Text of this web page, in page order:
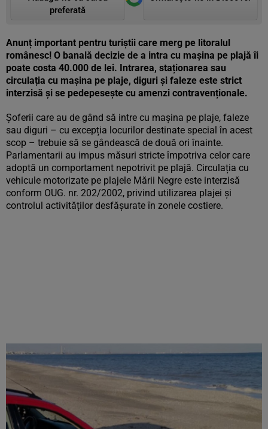
preferată
Anunț important pentru turiștii care merg pe litoralul
românesc! O banală decizie de a intra cu mașina pe plajă îi
poate costa 40.000 de lei. Intrarea, staționarea sau
circulația cu mașina pe plaje, diguri și faleze este strict
interzisă și se pedepesește cu amenzi contravenționale.
Șoferii care au de gând să intre cu mașina pe plaje, faleze
sau diguri – cu excepția locurilor destinate special în acest
scop – trebuie să se gândească de două ori înainte.
Parlamentarii au impus măsuri stricte împotriva celor care
adoptă un comportament nepotrivit pe plajă. Circulația cu
vehicule motorizate pe plajele Mării Negre este interzisă
conform OUG. nr. 202/2002, privind utilizarea plajei și
controlul activităților desfășurate în zonele costiere.